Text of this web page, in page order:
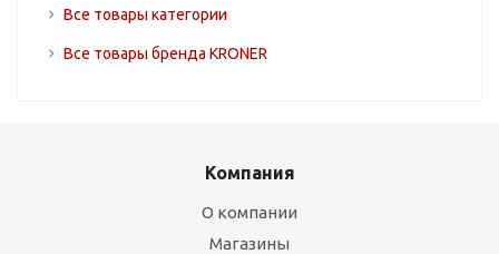
Все товары категории
Все товары бренда KRONER
Компания
О компании
Магазины